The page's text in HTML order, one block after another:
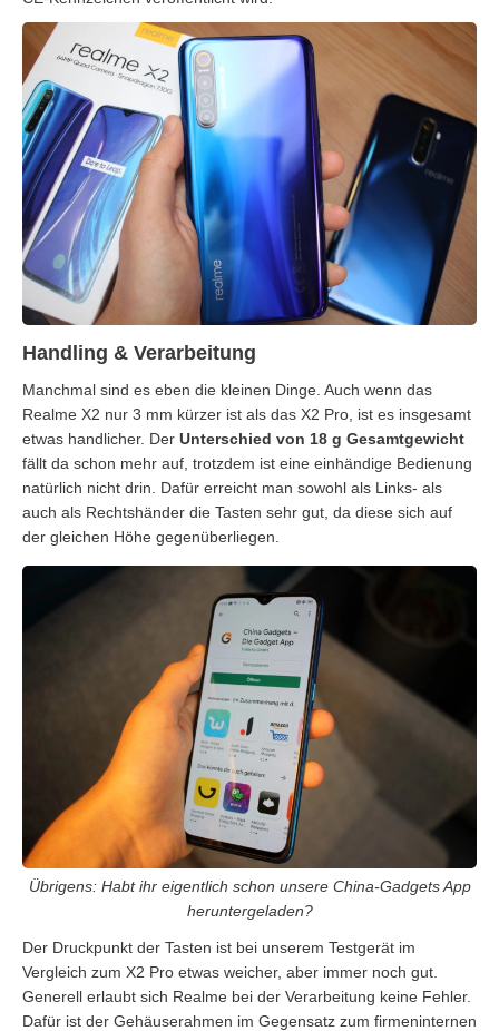
Handling & Verarbeitung
Manchmal sind es eben die kleinen Dinge. Auch wenn das
Realme X2 nur 3 mm kürzer ist als das X2 Pro, ist es insgesamt
etwas handlicher. Der Unterschied von 18 g Gesamtgewicht
fällt da schon mehr auf, trotzdem ist eine einhändige Bedienung
natürlich nicht drin. Dafür erreicht man sowohl als Links- als
auch als Rechtshänder die Tasten sehr gut, da diese sich auf
der gleichen Höhe gegenüberliegen.
Übrigens: Habt ihr eigentlich schon unsere China-Gadgets App
heruntergeladen?
Der Druckpunkt der Tasten ist bei unserem Testgerät im
Vergleich zum X2 Pro etwas weicher, aber immer noch gut.
Generell erlaubt sich Realme bei der Verarbeitung keine Fehler.
Dafür ist der Gehäuserahmen im Gegensatz zum firmeninternen